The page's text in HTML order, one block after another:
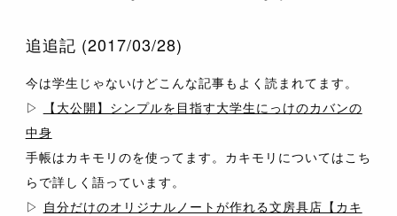
追追記 (2017/03/28)
今は学生じゃないけどこんな記事もよく読まれてます。
▷
【大公開】シンプルを目指す大学生にっけのカバンの
中身
手帳はカキモリのを使ってます。カキモリについてはこち
らで詳しく語っています。
▷ 自分だけのオリジナルノートが作れる文房具店【カキ